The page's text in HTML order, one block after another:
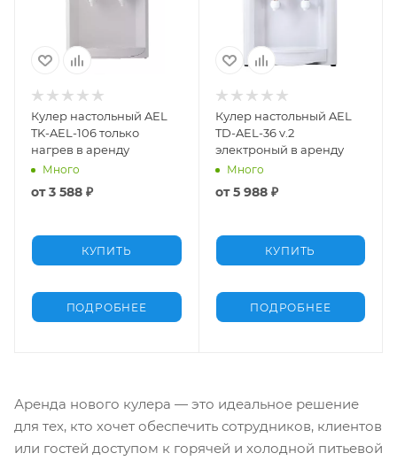
Кулер настольный AEL
TK-AEL-106 только
нагрев в аренду
Много
от3 588 ₽
КУПИТЬ
ПОДРОБНЕЕ
Кулер настольный AEL
TD-AEL-36 v.2
электроный в аренду
Много
от5 988 ₽
КУПИТЬ
ПОДРОБНЕЕ
Аренда нового кулера — это идеальное решение
для тех, кто хочет обеспечить сотрудников, клиентов
или гостей доступом к горячей и холодной питьевой